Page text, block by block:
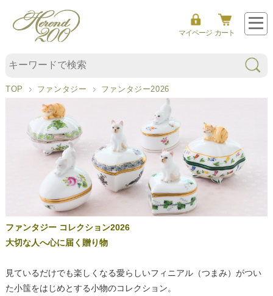
マイページ カート
TOP ファンタジー ファンタジー2026
フ
ン
ジ
ファンタジー コレクション2026
大切な人へ心に届く贈り物
見ているだけでも楽しくなる愛らしいフィニアル（つまみ）がつい
た小筺をはじめとする小物のコレクション。